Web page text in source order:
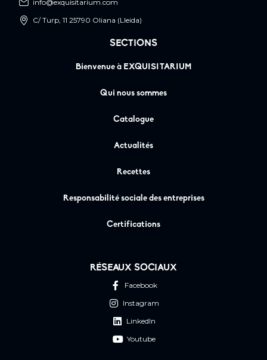
info@exquisitarium.com
C/ Turp, 11 25790 Oliana (Lleida)
SECTIONS
Bienvenue à EXQUISITARIUM
Qui nous sommes
Catalogue
Actualités
Recettes
Responsabilité sociale des entreprises
Certifications
RÉSEAUX SOCIAUX
Facebook
Instagram
LinkedIn
Youtube